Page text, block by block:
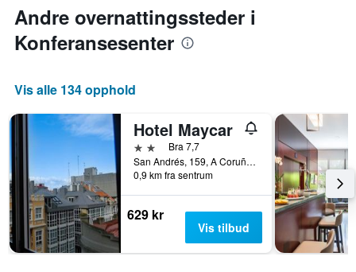
Andre overnattingssteder i
Konferansesenter
Vis alle 134 opphold
Hotel Maycar
2 stjernerBra 7,7
San Andrés, 159, A Coruña, Galicia, Spania
0,9 km fra sentrum
629 kr
Vis tilbud